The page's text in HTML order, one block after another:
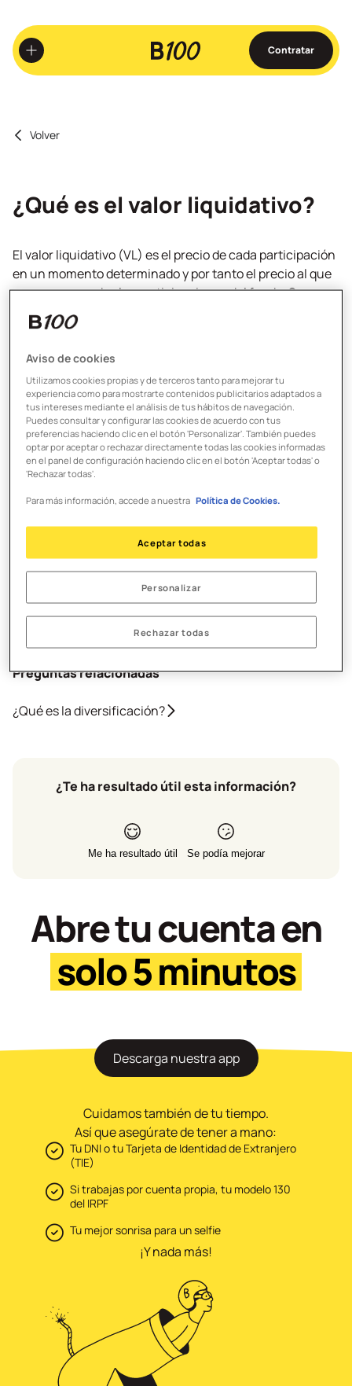
Ir
al
contenido
principal
Contratar
Volver
¿Qué es el valor liquidativo?
El valor liquidativo (VL) es el precio de cada participación
en un momento determinado y por tanto el precio al que
compras o vendes las participaciones del fondo. Se
calcula diariamente en función del valor de los activos
del fondo. Este valor ya descuenta las principales
Es importante tener en cuenta la hora de corte de cada
fondo de inversión:
Si ordenas la suscripción o reembolso antes de la hora de
corte: se te aplica el VL de este día que no se conoce hasta,
normalmente, el día siguiente.
corte: se te aplica el VL del día siguiente que no se conoce
La rentabilidad, que puede ser positiva o negativa, se
calcula como el porcentaje de variación del valor
liquidativo entre la fecha de suscripción y la de
Preguntas relacionadas
¿Qué es la diversificación?
¿Te ha resultado útil esta información?
Me ha resultado útil Se podía mejorar
Abre tu cuenta en
solo 5 minutos
Descarga nuestra app
Cuidamos también de tu tiempo.
Así que asegúrate de tener a mano:
Tu DNI o tu Tarjeta de Identidad de Extranjero
(TIE)
Si trabajas por cuenta propia, tu modelo 130
del IRPF
Tu mejor sonrisa para un selfie
¡Y nada más!
Aviso de cookies
Utilizamos cookies propias y de terceros tanto para mejorar tu
experiencia como para mostrarte contenidos publicitarios adaptados a
tus intereses mediante el análisis de tus hábitos de navegación.
Puedes consultar y configurar las cookies de acuerdo con tus
preferencias haciendo clic en el botón 'Personalizar'. También puedes
optar por aceptar o rechazar directamente todas las cookies informadas
en el panel de configuración haciendo clic en el botón 'Aceptar todas' o
'Rechazar todas'.
Para más información, accede a nuestra Política de Cookies.
Rechazar todas
Personalizar
Aceptar todas